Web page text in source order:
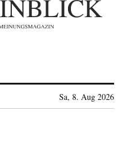
Sa, 8. Aug 2026